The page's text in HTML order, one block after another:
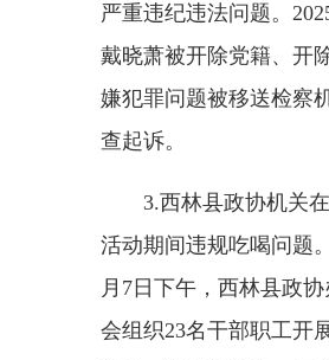
严重违纪违法问题。
戴晓萧被开除党籍、开
嫌犯罪问题被移送检察
查起诉。
3.西林县政协机关
活动期间违规吃喝问题。
月7日下午，西林县政
会组织23名干部职工开